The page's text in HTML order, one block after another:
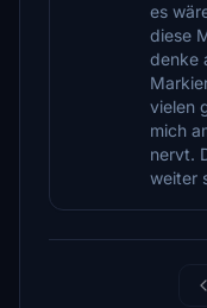
es
diese
denke
vielen
mich
nervt.
weiter